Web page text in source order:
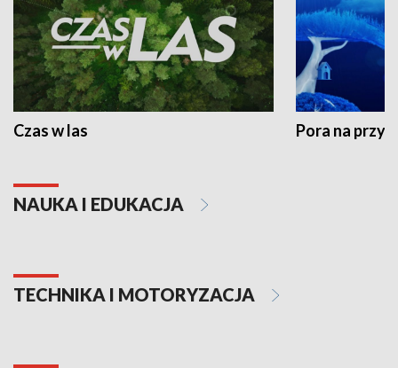
Czas w las Pora na
NAUKA I EDUKACJA
TECHNIKA I MOTORYZACJA